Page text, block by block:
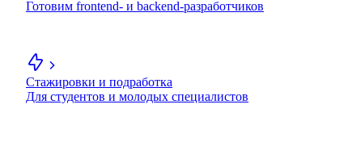
Готовим frontend- и backend-разработчиков
Стажировки и подработка
Для студентов и молодых специалистов